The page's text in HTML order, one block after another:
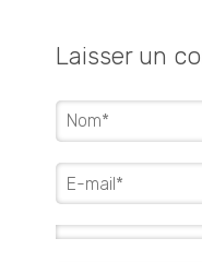
Laisser un